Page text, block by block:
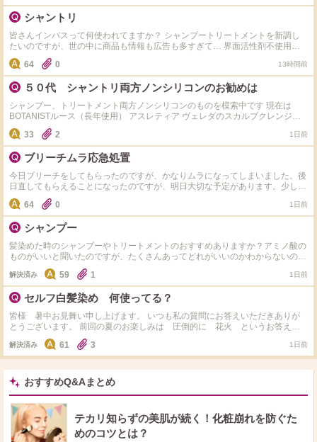
シャントリ
皆さんインバスって何使われてますか？ シャンプートリートメントを新調し
たいのですが、世の中に商品も情報も広告も多すぎて… 界面活性剤不使用や
ノンシリコン、アミノ酸系など色々ありますが、 一旦皆さまのご愛用のもの
やおすすめを知りたいです。 併せてご自身の髪質や、好きな仕上がりも教え
ていただけると嬉しいです。 よろしくお願いします。 個人的には毛量過多の
ため仕上がりはしっとりが好みです。同志の方いらっしゃいましたら是非お願
いします。
64 0 13時間前
５０代 シャントリ両方ノンシリコンのお勧めは
シャンプー、トリートメント両方ノンシリコンのものを模索中です 現在は
BOTANISTルース（長年使用） アスレティア ヴェレダのスカルプクレンジン
グを 使用中です 基本的にはトリートメントはシリコンありでもいいかも派で
すが、 現在訳あってノンシリコンにしています。 ただシャンプーはノンシリ
コンでも トリートメントはシリコン入りの商品も多くて、中々新規開拓でき
ません。 皆さまのお勧めがあれば教えていただきたいです！
33 2 1日前
ブリーチムラ応急処置
今日ブリーチをしてもらったのですが、かなりムラになってしまいました。後
日直してもらえることになったのですが、明日大切な予定があります。少しで
もマシになる方法があれば教えて頂きたいです。
64 0 1日前
シャンプー
髪染めた時のシャンプーやトリートメントのおすすめありますか？アミノ酸の
ものがいいと聞いたのですが、たくさんあってどれがいいのかわからないの
で、教えて欲しいです！ 髪質は細くて柔らかいです！
解決済み 59 1 1日前
セルフ白髪染め 何使ってる？
皆様 暑中お見舞い申し上げます。 いつも私の質問にお答えいただきありが
とうございます。 前回の夏のお楽しみは 圧倒的に 花火 というお答えが
ダントツでした。 いつも本当にありがとうございます！ さて本日の質問で
す。 サロンでの白髪染めまでちょこっとセルフで染めるとき、カラー材はど
んなものを使用してますか？ 私はサイオスのクリームタイプを使用していま
す。 ドラッグストアで３９８円くらいでとてもお安く、染まりもよく気軽に
染められ重宝しています。 これいいよ、これ使ってるよというのがあればシ
ェアしてください。 お値段、使い心地など教えてくださるとうれしいです。
できるだけ お返事コメントさせていただきます。 いつもありがとうござい
ます！
解決済み 61 3 1日前
おすすめQ&Aまとめ
テカリ知らずの美肌が続く！化粧崩れを防ぐた
めのコツとは？